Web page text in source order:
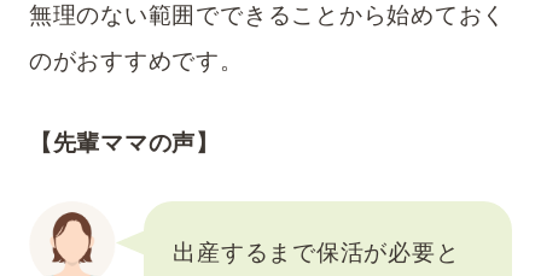
無理のない範囲でできることから始めておく
のがおすすめです。
【先輩ママの声】
出産するまで保活が必要と